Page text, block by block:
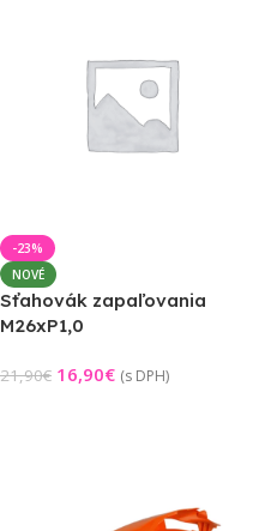
-23%
NOVÉ
Sťahovák zapaľovania
M26xP1,0
21,90€ 16,90€ (s DPH)